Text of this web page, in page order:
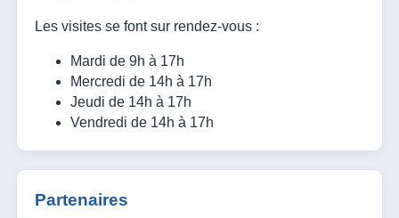
Les visites se font sur rendez-vous :
Mardi de 9h à 17h
Mercredi de 14h à 17h
Jeudi de 14h à 17h
Vendredi de 14h à 17h
Partenaires